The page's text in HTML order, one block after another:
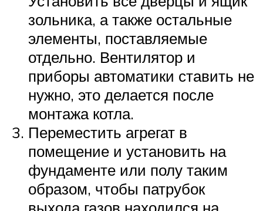
зольника, а также остальные
элементы, поставляемые
отдельно. Вентилятор и
приборы автоматики ставить не
нужно, это делается после
монтажа котла.
Переместить агрегат в
помещение и установить на
фундаменте или полу таким
образом, чтобы патрубок
выхода газов находился на